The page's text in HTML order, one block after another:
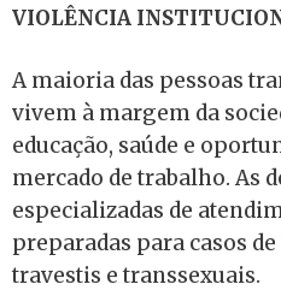
VIOLÊNCIA
A maioria das pessoas
vivem à margem da
educação, saúde e
mercado de trabalho. As
especializadas de
preparadas para casos
travestis e transsexuais.